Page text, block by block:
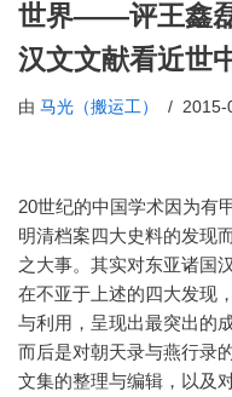
世界——评王鑫
汉文文献看近世
由 马光（搬运工） 2015-
20世纪的中国学术因为有
明清档案四大史料的发现
之大事。其实对东亚诸国
在不亚于上述的四大发现
与利用，呈现出最突出的
而后是对朝天录与燕行录
文集的整理与编辑，以及